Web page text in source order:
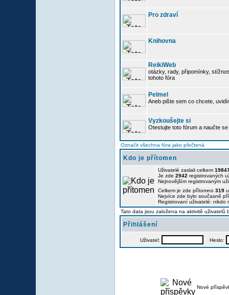
Pro zdraví
Knihovna
ReikiWeb
otázky, rady, připomínky,
tohoto fóra
Pelmel
Aneb pište sem co chcete,
Vyzkoušejte si
Otestujte toto fórum a naučte
Označit všechna fóra jako přečtená
Kdo je přítomen
Uživatelé zaslali celkem
Je zde 2942 registrovaných
Nejnovějším registrovaným
Celkem je zde přítomno 319
Nejvíce zde bylo současně
Registrovaní uživatelé: nikdo
Tato data jsou založena na aktivitě uživatelů
Přihlášení
Uživatel: Heslo:
Nové